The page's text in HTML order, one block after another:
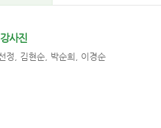
강사진
정, 김현순, 박순희, 이경순